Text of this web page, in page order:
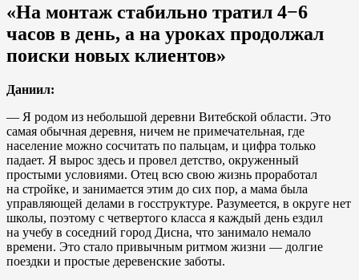
«На монтаж стабильно тратил 4−6
часов в день, а на уроках продолжал
поиски новых клиентов»
Даниил:
— Я родом из небольшой деревни Витебской области. Это
самая обычная деревня, ничем не примечательная, где
население можно сосчитать по пальцам, и цифра только
падает. Я вырос здесь и провел детство, окруженный
простыми условиями. Отец всю свою жизнь проработал
на стройке, и занимается этим до сих пор, а мама была
управляющей делами в госструктуре. Разумеется, в округе нет
школы, поэтому с четвертого класса я каждый день ездил
на учебу в соседний город Дисна, что занимало немало
времени. Это стало привычным ритмом жизни — долгие
поездки и простые деревенские заботы.